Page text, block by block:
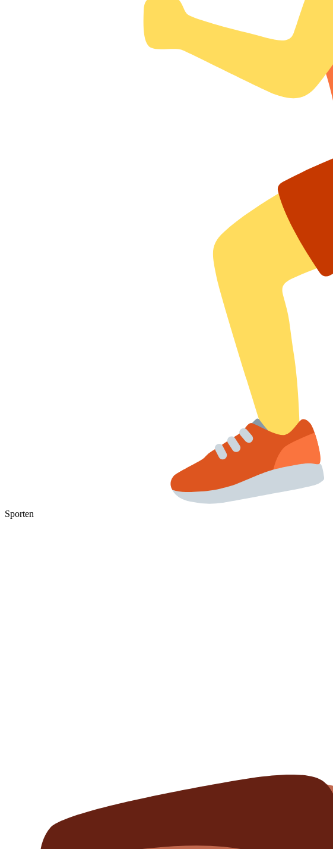
Sporten